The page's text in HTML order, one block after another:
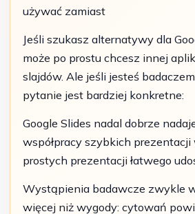
używać zamiast
Jeśli szukasz alternatywy dla
może po prostu chcesz innej
slajdów. Ale jeśli jesteś
pytanie jest bardziej konkretne:
Google Slides nadal dobrze
współpracy szybkich
prostych prezentacji łatwego
Wystąpienia badawcze zwykle
więcej niż wygody: cytowań